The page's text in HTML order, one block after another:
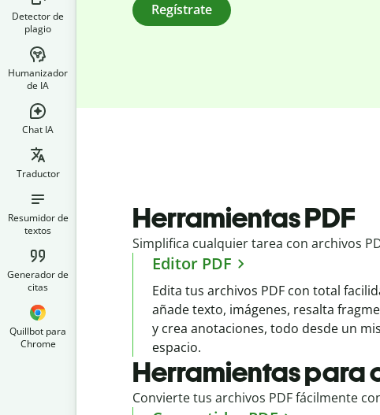
Detector de
plagio
Humanizador
de IA
Chat IA
Traductor
Resumidor de
textos
Generador de
citas
Quillbot para
Chrome
Regístrate
Herramientas PDF
Simplifica cualquier tarea con archivos
Editor PDF
Edita tus archivos PDF con total
añade texto, imágenes, resalta
y crea anotaciones, todo desde un
espacio.
Herramientas para
Convierte tus archivos PDF fácilmente